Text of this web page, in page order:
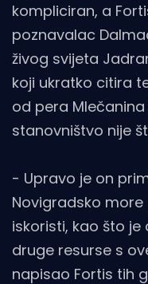
kompliciran, a
poznavalac
živog svijeta
koji ukratko citira
od pera
stanovništvo nije
- Upravo je on
Novigradsko more
iskoristi, kao što je
druge resurse s
napisao Fortis tih